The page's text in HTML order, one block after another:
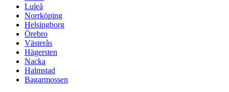
Luleå
Norrköping
Helsingborg
Örebro
Västerås
Hägersten
Nacka
Halmstad
Bagarmossen